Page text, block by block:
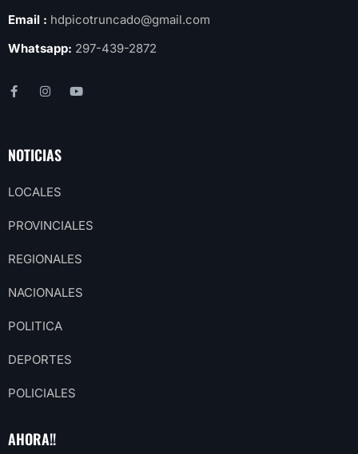
Email : hdpicotruncado@gmail.com
Whatsapp: 297-439-2872
NOTICIAS
LOCALES
PROVINCIALES
REGIONALES
NACIONALES
POLITICA
DEPORTES
POLICIALES
AHORA!!